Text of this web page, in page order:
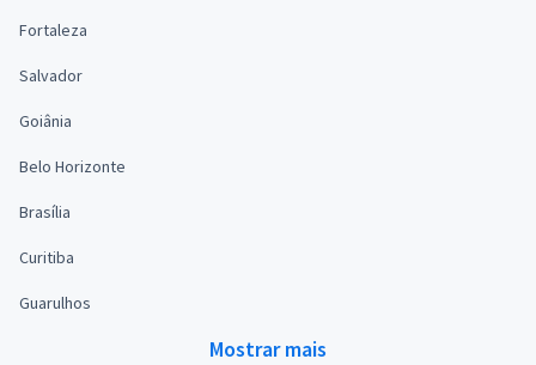
Fortaleza
Salvador
Goiânia
Belo Horizonte
Brasília
Curitiba
Guarulhos
Mostrar mais